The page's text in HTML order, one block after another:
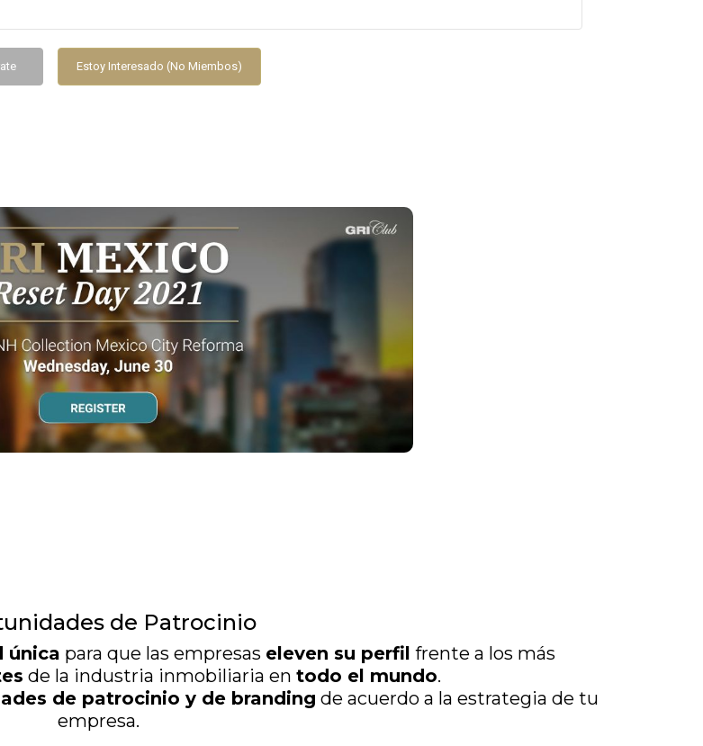
Estoy Interesado (No Miembos)
de Patrocinio
única para que las empresas eleven su perfil frente a los más
de la industria inmobiliaria en todo el mundo.
de patrocinio y de branding de acuerdo a la estrategia de tu
empresa.